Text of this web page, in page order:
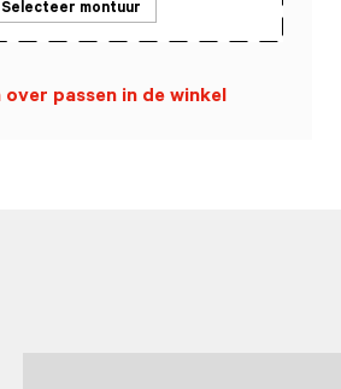
Selecteer montuur
over passen in de winkel